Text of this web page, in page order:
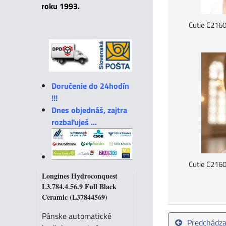
Cutie
Cutie
roku 1993.
Doručenie do 24hodín
!!!
Dnes objednáš, zajtra
rozbaľuješ ...
Longines Hydroconquest
L3.784.4.56.9 Full Black
Ceramic (L37844569)
Pánske automatické